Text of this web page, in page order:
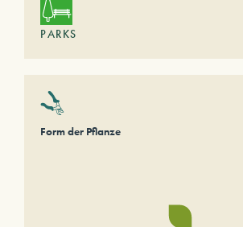
PARKS
Form der Pflanze